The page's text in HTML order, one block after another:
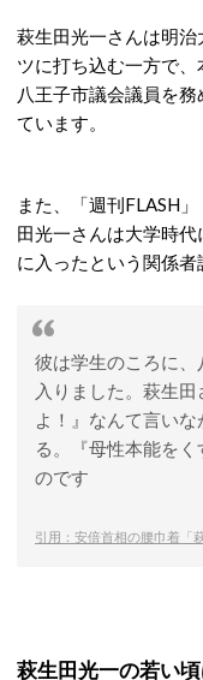
萩生田光一さんは明
ツに打ち込む一方で
八王子市議会議員を
ています。
また、「週刊FLASH
田光一さんは大学時
に入ったという関係者
彼は学生のころに
入りました。萩生
よ！』なんて言い
る。『母性本能を
のです
引用：安倍首相の腰巾着「
萩生田光一の若い